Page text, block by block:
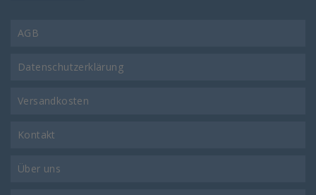
AGB
Datenschutzerklärung
Versandkosten
Kontakt
Über uns